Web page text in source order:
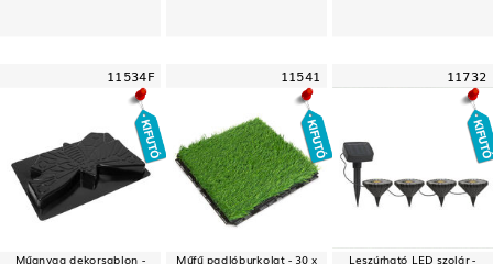
11534F
Műanyag dekorsablon -
11541
Műfű padlóburkolat - 30 x
11732
Leszúrható LED szolár -